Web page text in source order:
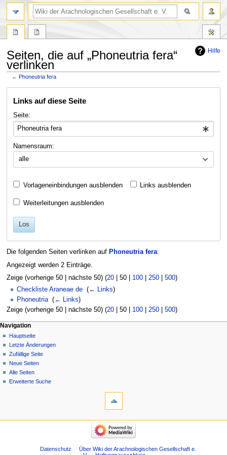
Hilfe
Seiten, die auf „Phoneutria fera“
verlinken
←Phoneutria fera
Navigation
Suche
Links auf diese Seite
Seite:
Namensraum:
alle
Vorlageneinbindungen ausblenden Links ausblenden
Weiterleitungen ausblenden
Los
Die folgenden Seiten verlinken auf Phoneutria fera:
Angezeigt werden 2 Einträge.
Zeige (vorherige 50| nächste 50) (20| 50| 100| 250| 500)
Checkliste Araneae de (← Links)
Phoneutria‎ (← Links)
Zeige (vorherige 50| nächste 50) (20| 50| 100| 250| 500)
Navigation
Hauptseite
Letzte Änderungen
Zufällige Seite
Neue Seiten
Alle Seiten
Erweiterte Suche
Datenschutz
Über Wiki der Arachnologischen Gesellschaft e.